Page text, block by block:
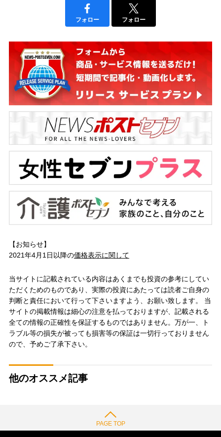
フォロー フォロー
【お知らせ】
2021年4月1日以降の価格表示に関して
当サイトに記載されている内容はあくまでも投資の参考にしてい
ただくためのものであり、実際の投資にあたっては読者ご自身の
判断と責任において行って下さいますよう、お願い致します。 当
サイトの掲載情報は細心の注意を払っておりますが、記載される
全ての情報の正確性を保証するものではありません。万が一、ト
ラブル等の損失が被っても損害等の保証は一切行っておりません
ので、予めご了承下さい。
他のオススメ記事
PAGE TOP